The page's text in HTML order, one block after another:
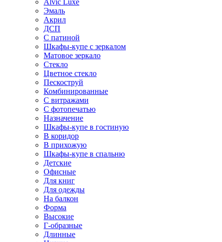
Alvic Luxe
Эмаль
Акрил
ДСП
С патиной
Шкафы-купе с зеркалом
Матовое зеркало
Стекло
Цветное стекло
Пескоструй
Комбинированные
С витражами
С фотопечатью
Назначение
Шкафы-купе в гостиную
В коридор
В прихожую
Шкафы-купе в спальню
Детские
Офисные
Для книг
Для одежды
На балкон
Форма
Высокие
Г-образные
Длинные